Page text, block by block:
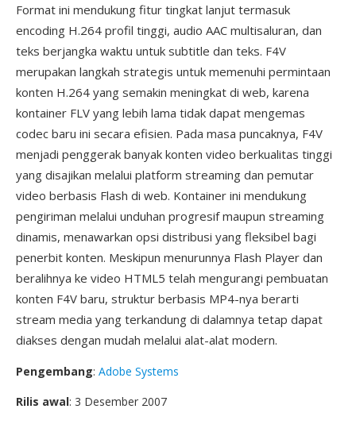
Format ini mendukung fitur tingkat lanjut termasuk
encoding H.264 profil tinggi, audio AAC multisaluran, dan
teks berjangka waktu untuk subtitle dan teks. F4V
merupakan langkah strategis untuk memenuhi permintaan
konten H.264 yang semakin meningkat di web, karena
kontainer FLV yang lebih lama tidak dapat mengemas
codec baru ini secara efisien. Pada masa puncaknya, F4V
menjadi penggerak banyak konten video berkualitas tinggi
yang disajikan melalui platform streaming dan pemutar
video berbasis Flash di web. Kontainer ini mendukung
pengiriman melalui unduhan progresif maupun streaming
dinamis, menawarkan opsi distribusi yang fleksibel bagi
penerbit konten. Meskipun menurunnya Flash Player dan
beralihnya ke video HTML5 telah mengurangi pembuatan
konten F4V baru, struktur berbasis MP4-nya berarti
stream media yang terkandung di dalamnya tetap dapat
diakses dengan mudah melalui alat-alat modern.
Pengembang: Adobe Systems
Rilis awal: 3 Desember 2007